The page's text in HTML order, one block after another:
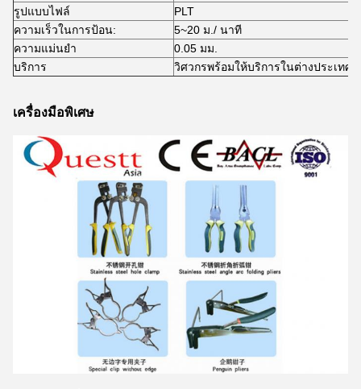
รูปแบบไฟล์
PLT
ความเร็วในการป้อน:
5~20 ม./ นาที
ความแม่นยำ
0.05 มม.
บริการ
วิศวกรพร้อมให้บริการในต่างประเทศ
เครื่องมือพิเศษ